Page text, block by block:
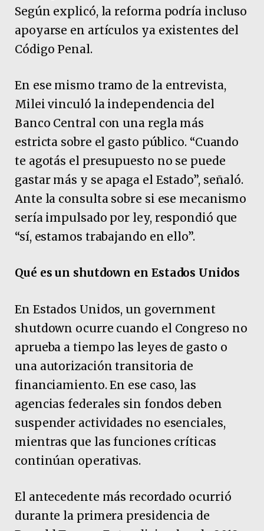
Según explicó, la reforma podría incluso
apoyarse en artículos ya existentes del
Código Penal.
En ese mismo tramo de la entrevista,
Milei vinculó la independencia del
Banco Central con una regla más
estricta sobre el gasto público. “Cuando
te agotás el presupuesto no se puede
gastar más y se apaga el Estado”, señaló.
Ante la consulta sobre si ese mecanismo
sería impulsado por ley, respondió que
“sí, estamos trabajando en ello”.
Qué es un shutdown en Estados Unidos
En Estados Unidos, un government
shutdown ocurre cuando el Congreso no
aprueba a tiempo las leyes de gasto o
una autorización transitoria de
financiamiento. En ese caso, las
agencias federales sin fondos deben
suspender actividades no esenciales,
mientras que las funciones críticas
continúan operativas.
El antecedente más recordado ocurrió
durante la primera presidencia de